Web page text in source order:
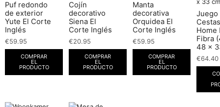
Puf redondo
de exterior
Yute El Corte
Inglés
€59.95
COMPRAR
EL
PRODUCTO
Cojín
decorativo
Siena El
Corte Inglés
€20.95
COMPRAR
EL
PRODUCTO
Manta
decorativa
Orquidea El
Corte Inglés
€59.95
COMPRAR
EL
PRODUCTO
Juego
Home
Fibra
48 x
€64.40